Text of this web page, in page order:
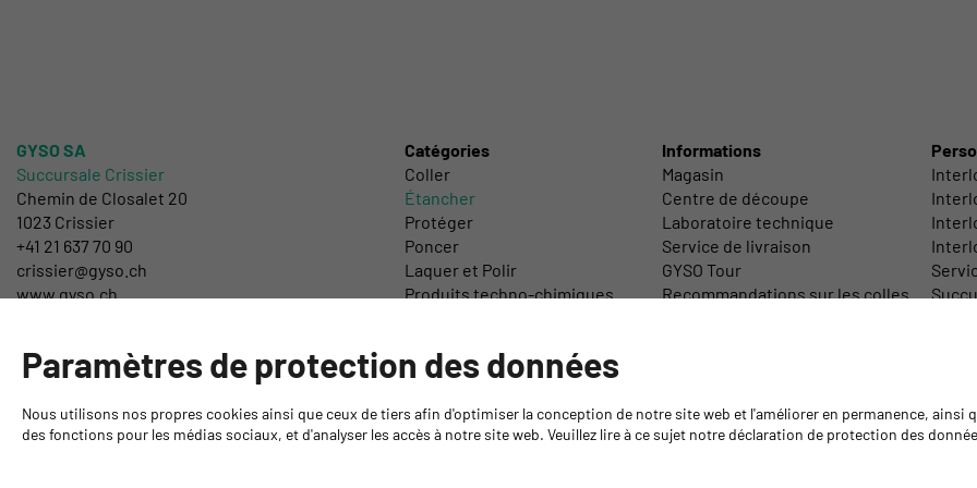
Catégories
Coller
Étancher
Protéger
Poncer
Laquer et Polir
Produits techno-chimiques
Informations
Magasin
Centre de découpe
Laboratoire technique
Service de livraison
GYSO Tour
Recommandations sur les colles
GYSO SA
Succursale Crissier
Chemin de Closalet 20
1023 Crissier
+41 21 637 70 90
crissier@gyso.ch
www.gyso.ch
Paramètres de protection des données
Nous utilisons nos propres cookies ainsi que ceux de tiers afin d'optimiser la conception de notre site web et l'améliorer en permanence, ainsi
des fonctions pour les médias sociaux, et d'analyser les accès à notre site web. Veuillez lire à ce sujet notre déclaration de protection des